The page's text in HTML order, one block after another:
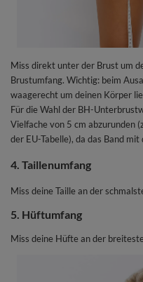
Miss direkt unter der Brust um
Brustumfang. Wichtig: beim
waagerecht um deinen Körper
Für die Wahl der BH-
Vielfache von 5 cm abzurunden
der EU-Tabelle), da das Band
4. Taillenumfang
Miss deine Taille an der
5. Hüftumfang
Miss deine Hüfte an der